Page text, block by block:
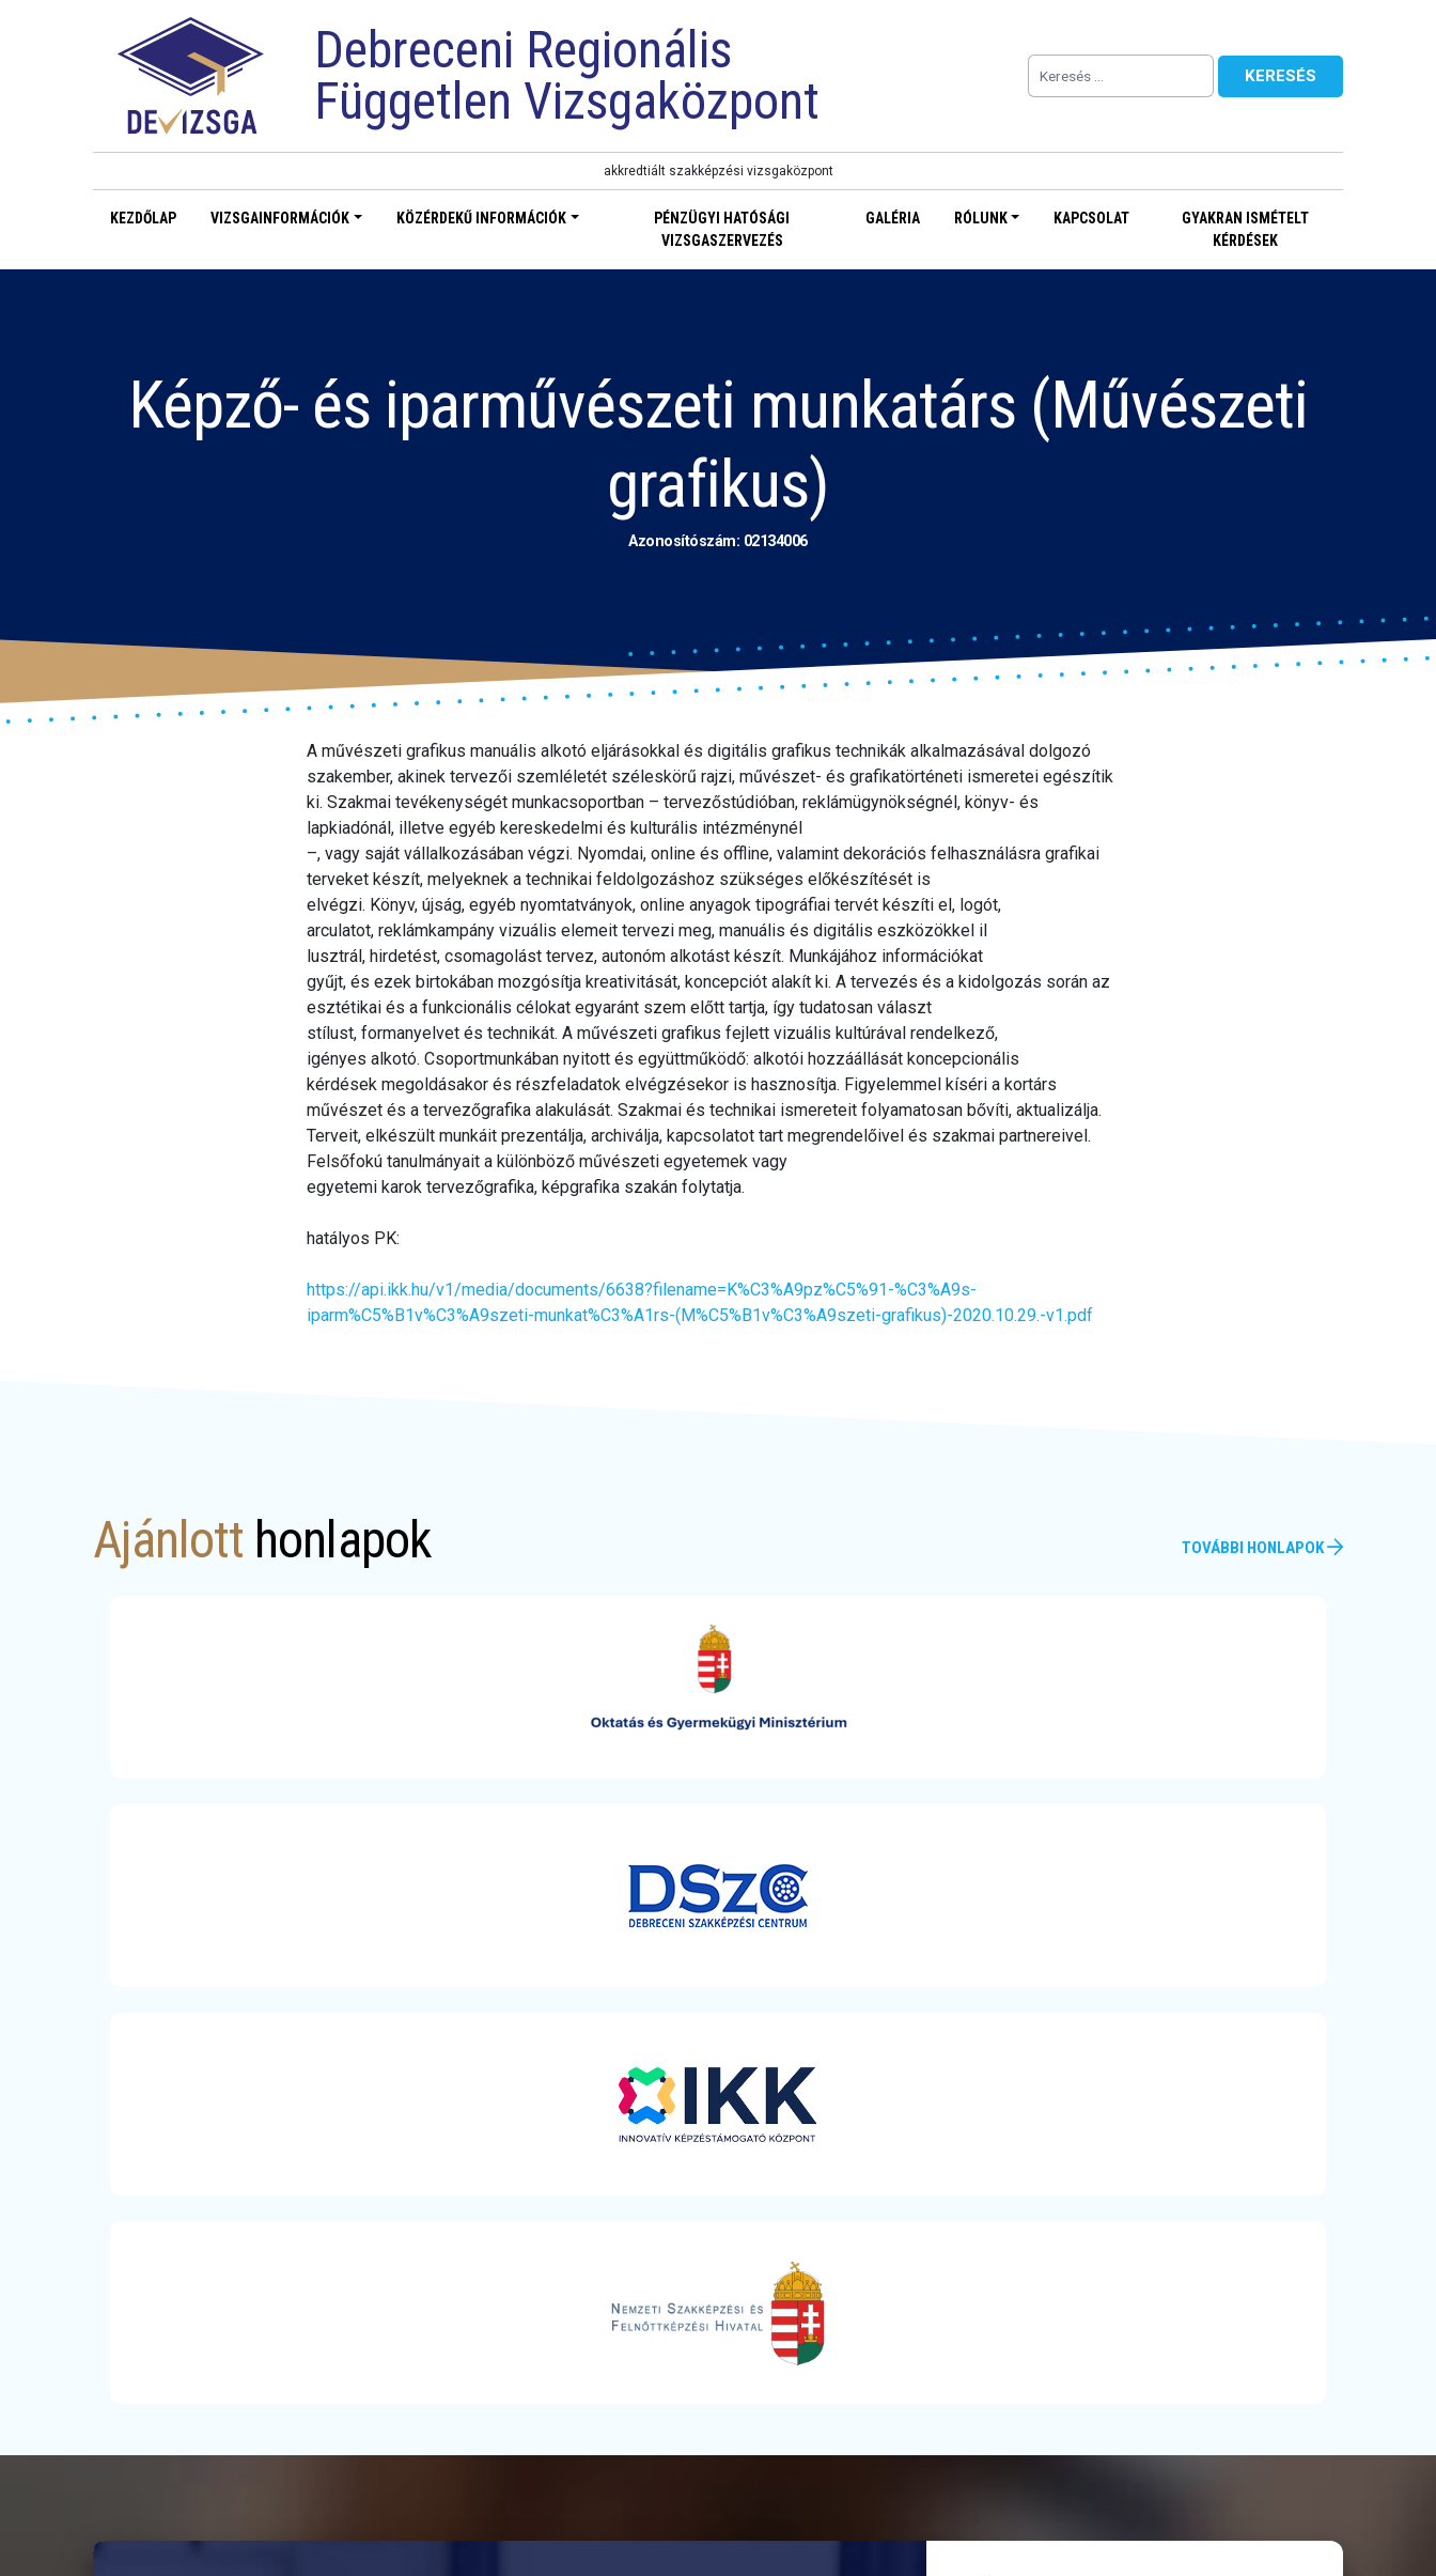
Debreceni Regionális
Független Vizsgaközpont
akkredtiált szakképzési vizsgaközpont
KEZDŐLAP VIZSGAINFORMÁCIÓK KÖZÉRDEKŰ INFORMÁCIÓK
PÉNZÜGYI HATÓSÁGI
VIZSGASZERVEZÉS
GALÉRIA RÓLUNK KAPCSOLAT
GYAKRAN ISMÉTELT
KÉRDÉSEK
Képző- és iparművészeti munkatárs (Művészeti
grafikus)
Azonosítószám: 02134006
A művészeti grafikus manuális alkotó eljárásokkal és digitális grafikus technikák alkalmazásával dolgozó
szakember, akinek tervezői szemléletét széleskörű rajzi, művészet- és grafikatörténeti ismeretei egészítik
ki. Szakmai tevékenységét munkacsoportban – tervezőstúdióban, reklámügynökségnél, könyv- és
lapkiadónál, illetve egyéb kereskedelmi és kulturális intézménynél
–, vagy saját vállalkozásában végzi. Nyomdai, online és offline, valamint dekorációs felhasználásra grafikai
terveket készít, melyeknek a technikai feldolgozáshoz szükséges előkészítését is
elvégzi. Könyv, újság, egyéb nyomtatványok, online anyagok tipográfiai tervét készíti el, logót,
arculatot, reklámkampány vizuális elemeit tervezi meg, manuális és digitális eszközökkel il
lusztrál, hirdetést, csomagolást tervez, autonóm alkotást készít. Munkájához információkat
gyűjt, és ezek birtokában mozgósítja kreativitását, koncepciót alakít ki. A tervezés és a kidolgozás során az
esztétikai és a funkcionális célokat egyaránt szem előtt tartja, így tudatosan választ
stílust, formanyelvet és technikát. A művészeti grafikus fejlett vizuális kultúrával rendelkező,
igényes alkotó. Csoportmunkában nyitott és együttműködő: alkotói hozzáállását koncepcionális
kérdések megoldásakor és részfeladatok elvégzésekor is hasznosítja. Figyelemmel kíséri a kortárs
művészet és a tervezőgrafika alakulását. Szakmai és technikai ismereteit folyamatosan bővíti, aktualizálja.
Terveit, elkészült munkáit prezentálja, archiválja, kapcsolatot tart megrendelőivel és szakmai partnereivel.
Felsőfokú tanulmányait a különböző művészeti egyetemek vagy
egyetemi karok tervezőgrafika, képgrafika szakán folytatja.
hatályos PK:
https://api.ikk.hu/v1/media/documents/6638?filename=K%C3%A9pz%C5%91-%C3%A9s-
iparm%C5%B1v%C3%A9szeti-munkat%C3%A1rs-(M%C5%B1v%C3%A9szeti-grafikus)-2020.10.29.-v1.pdf
Ajánlott honlapok TOVÁBBI HONLAPOK